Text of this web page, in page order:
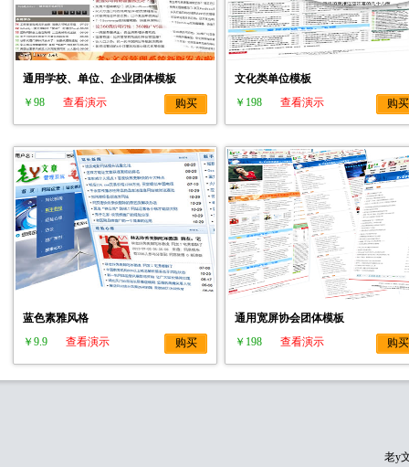
通用学校、单位、企业团体模板
￥98
查看演示 购买
文化类单位模板
￥198
查看演示 购买
蓝色素雅风格
￥9.9
查看演示 购买
通用宽屏协会团体模板
￥198
查看演示 购买
老y